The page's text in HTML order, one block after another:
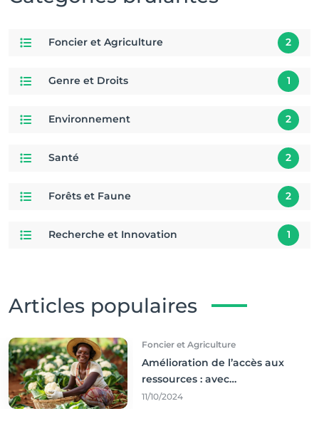
Foncier et Agriculture 2
Genre et Droits 1
Environnement 2
Santé 2
Forêts et Faune 2
Recherche et Innovation 1
Articles populaires
Foncier et Agriculture
Amélioration de l’accès aux
ressources : avec
l'incontournable ’agriculture
11/10/2024